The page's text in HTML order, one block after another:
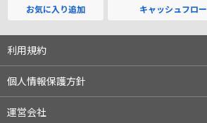
お気に入り追加 キャッシュフロー
利用規約
個人情報保護方針
運営会社